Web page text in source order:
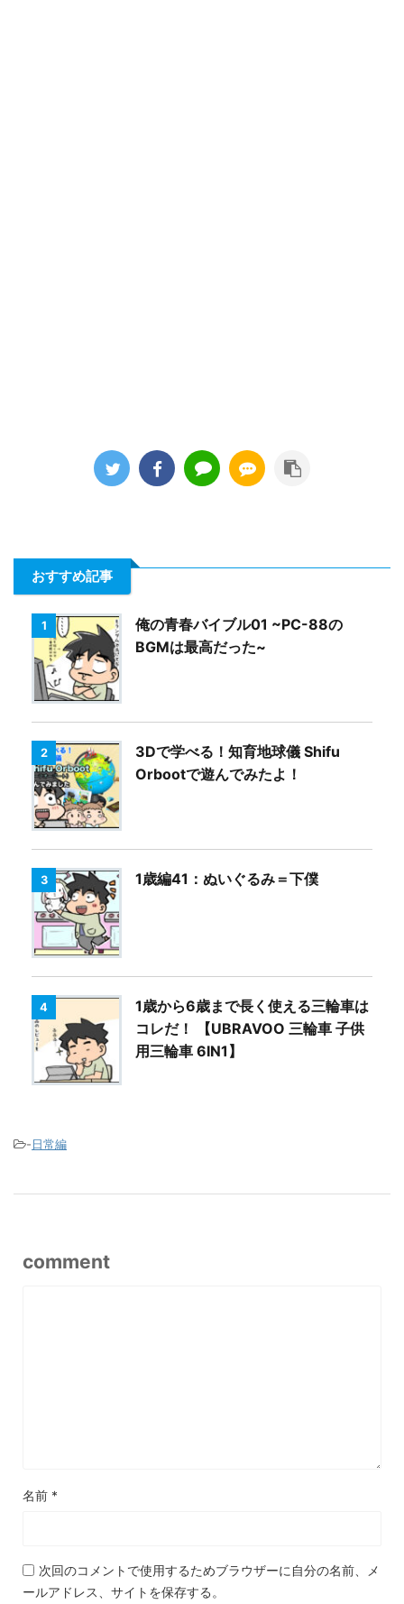
おすすめ記事
1
俺の青春バイブル01 ~PC-88の
BGMは最高だった~
2
3Dで学べる！知育地球儀 Shifu
Orbootで遊んでみたよ！
3 1歳編41：ぬいぐるみ＝下僕
4
1歳から6歳まで長く使える三輪車は
コレだ！ 【UBRAVOO 三輪車 子供
用三輪車 6IN1】
-日常編
comment
名前 *
次回のコメントで使用するためブラウザーに自分の名前、メ
ールアドレス、サイトを保存する。